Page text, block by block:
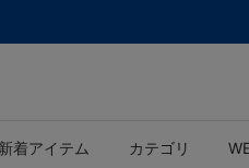
新着アイテム カテゴリ